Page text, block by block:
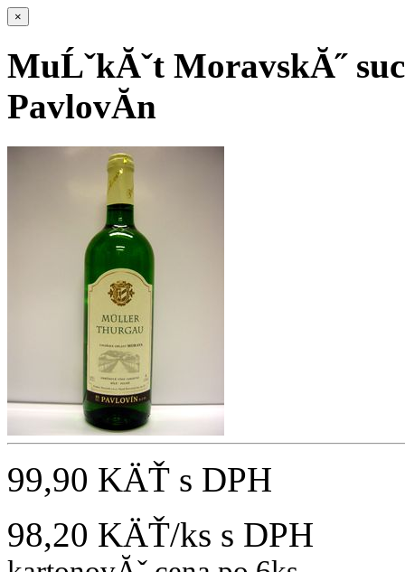
×
MuĹˇkĂˇt MoravskĂ˝
PavlovĂ­n
99,90 KÄŤ s DPH
98,20 KÄŤ/ks s DPH